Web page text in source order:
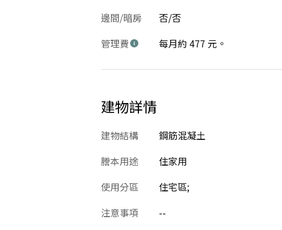
邊間/暗房
否/否
管理費
每月約 477 元。
建物詳情
建物結構 鋼筋混凝土
謄本用途
住家用
使用分區
住宅區;
注意事項
--